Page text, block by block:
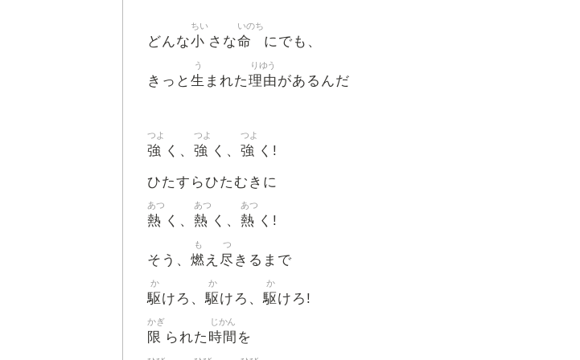
どんな小
ちい
さな命
いのち
にでも、
きっと 生
う
まれた理由
りゆう
があるんだ
強
つよ
く、 強
つよ
く、 強
つよ
く!
ひたすらひたむきに
熱
あつ
く、 熱
あつ
く、 熱
あつ
く!
そう、 燃
も
え 尽
つ
きるまで
駆
か
けろ、駆
か
けろ、駆
か
けろ!
限
かぎ
られた 時間
じかん
を